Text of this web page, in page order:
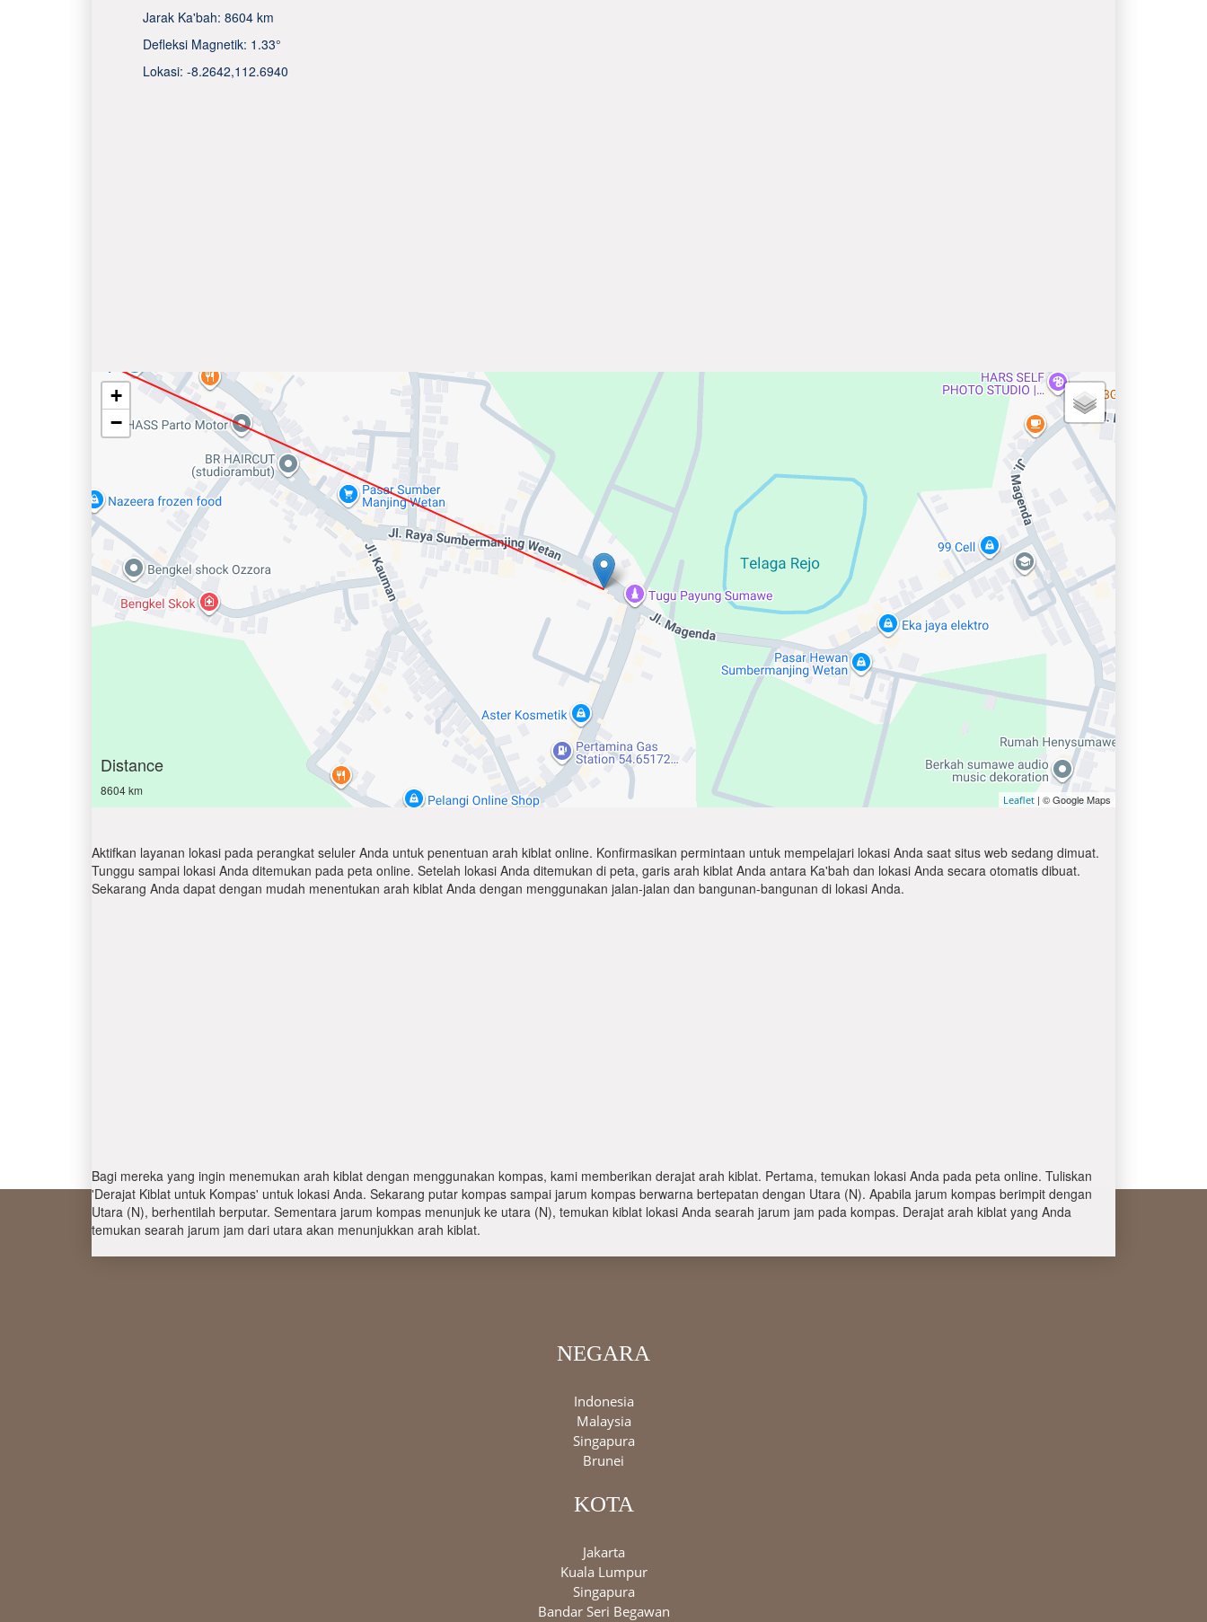
Jarak Ka'bah: 8604 km
Defleksi Magnetik: 1.33°
Lokasi: -8.2642,112.6940
+
−
Distance
8604 km
Leaflet | © Google Maps
Aktifkan layanan lokasi pada perangkat seluler Anda untuk penentuan arah kiblat online. Konfirmasikan permintaan untuk mempelajari lokasi Anda saat situs web sedang dimuat.
Tunggu sampai lokasi Anda ditemukan pada peta online. Setelah lokasi Anda ditemukan di peta, garis arah kiblat Anda antara Ka'bah dan lokasi Anda secara otomatis dibuat.
Sekarang Anda dapat dengan mudah menentukan arah kiblat Anda dengan menggunakan jalan-jalan dan bangunan-bangunan di lokasi Anda.
Bagi mereka yang ingin menemukan arah kiblat dengan menggunakan kompas, kami memberikan derajat arah kiblat. Pertama, temukan lokasi Anda pada peta online. Tuliskan
'Derajat Kiblat untuk Kompas' untuk lokasi Anda. Sekarang putar kompas sampai jarum kompas berwarna bertepatan dengan Utara (N). Apabila jarum kompas berimpit dengan
Utara (N), berhentilah berputar. Sementara jarum kompas menunjuk ke utara (N), temukan kiblat lokasi Anda searah jarum jam pada kompas. Derajat arah kiblat yang Anda
temukan searah jarum jam dari utara akan menunjukkan arah kiblat.
NEGARA
Indonesia
Malaysia
Singapura
Brunei
KOTA
Jakarta
Kuala Lumpur
Singapura
Bandar Seri Begawan